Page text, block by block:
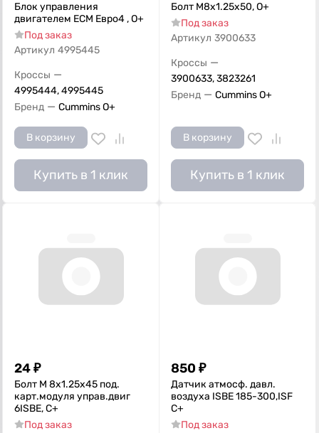
Блок управления
двигателем ЕСМ Евро4 , О+
Под заказ
Артикул 4995445
Кроссы —
4995444, 4995445
Бренд — Cummins O+
В корзину
Купить в 1 клик
Болт M8x1.25x50, О+
Под заказ
Артикул 3900633
Кроссы —
3900633, 3823261
Бренд — Cummins O+
В корзину
Купить в 1 клик
24₽
Болт M 8х1.25х45 под.
карт.модуля управ.двиг
6ISBE, С+
Под заказ
850 ₽
Датчик атмосф. давл.
воздуха ISBE 185-300,ISF
С+
Под заказ